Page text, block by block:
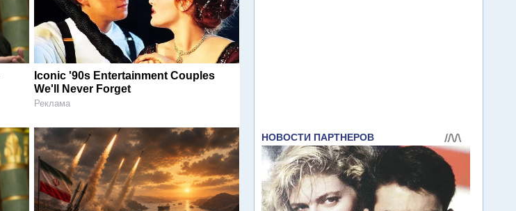
Iconic '90s Entertainment Couples
We'll Never Forget
Реклама